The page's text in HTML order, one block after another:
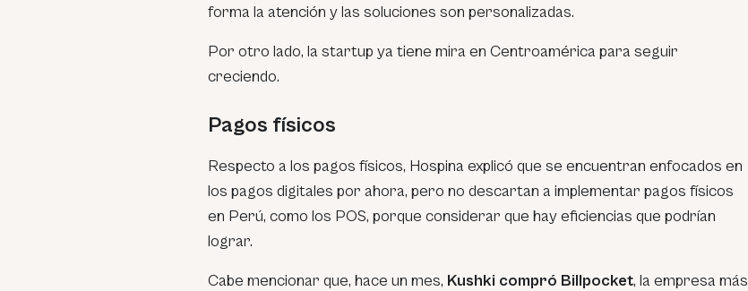
forma la atención y las soluciones son personalizadas.
Por otro lado, la startup ya tiene mira en Centroamérica para seguir
creciendo.
Pagos físicos
Respecto a los pagos físicos, Hospina explicó que se encuentran enfocados en
los pagos digitales por ahora, pero no descartan a implementar pagos físicos
en Perú, como los POS, porque considerar que hay eficiencias que podrían
lograr.
Cabe mencionar que, hace un mes, Kushki compró Billpocket, la empresa más